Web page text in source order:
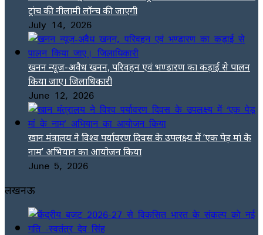
ट्रांच की नीलामी लॉन्च की जाएगी
July 14, 2026
खनन न्यूज-अवैध खनन, परिवहन एवं भण्डारण का कड़ाई से पालन
किया जाए। जिलाधिकारी
June 12, 2026
खान मंत्रालय ने विश्व पर्यावरण दिवस के उपलक्ष्य में ‘एक पेड़ मां के
नाम’ अभियान का आयोजन किया
June 5, 2026
लखनऊ